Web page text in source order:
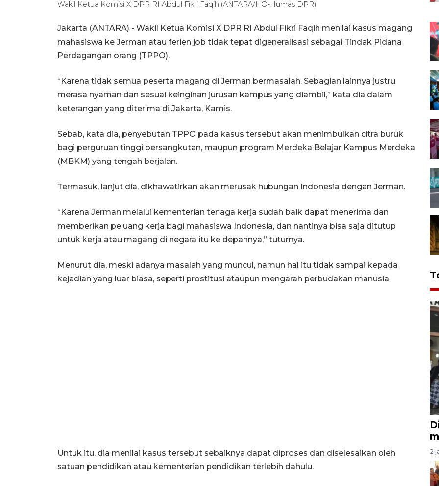
Wakil Ketua Komisi X DPR RI Abdul Fikri Faqih (ANTARA/HO-Humas DPR)
Jakarta (ANTARA) - Wakil Ketua Komisi X DPR RI Abdul Fikri Faqih menilai kasus magang
mahasiswa ke Jerman atau ferien job tidak tepat digeneralisasi sebagai Tindak Pidana
Perdagangan orang (TPPO).
“Karena tidak semua peserta magang di Jerman bermasalah. Sebagian lainnya justru
merasa nyaman dan sesuai keinginan jurusan kampus yang diambil,” kata dia dalam
keterangan yang diterima di Jakarta, Kamis.
Sebab, kata dia, penyebutan TPPO pada kasus tersebut akan menimbulkan citra buruk
bagi perguruan tinggi bersangkutan, maupun program Merdeka Belajar Kampus Merdeka
(MBKM) yang tengah berjalan.
Termasuk, lanjut dia, dikhawatirkan akan merusak hubungan Indonesia dengan Jerman.
“Karena Jerman melalui kementerian tenaga kerja sudah baik dapat menerima dan
memberikan peluang kerja bagi mahasiswa Indonesia, dan nantinya bisa saja ditutup
untuk kerja atau magang di negara itu ke depannya,” tuturnya.
Menurut dia, meski adanya masalah yang muncul, namun hal itu tidak sampai kepada
kejadian yang luar biasa, seperti prostitusi ataupun mengarah perbudakan manusia.
Untuk itu, dia menilai kasus tersebut sebaiknya dapat diproses dan diselesaikan oleh
satuan pendidikan atau kementerian pendidikan terlebih dahulu.
2